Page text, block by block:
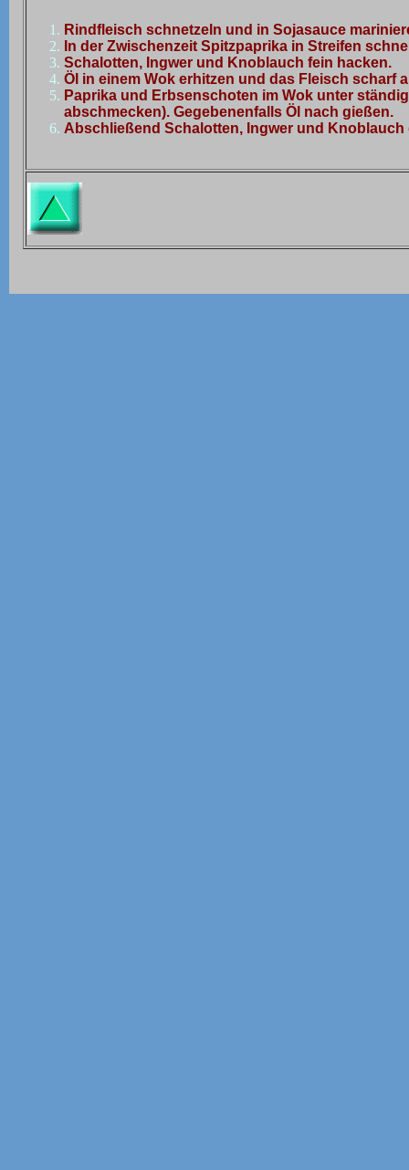
Rindfleisch schnetzeln und in Sojasauce
In der Zwischenzeit Spitzpaprika in Streifen
Schalotten, Ingwer und Knoblauch fein hacken.
Öl in einem Wok erhitzen und das Fleisch scharf
Paprika und Erbsenschoten im Wok unter
abschmecken). Gegebenenfalls Öl nach gießen.
Abschließend Schalotten, Ingwer und